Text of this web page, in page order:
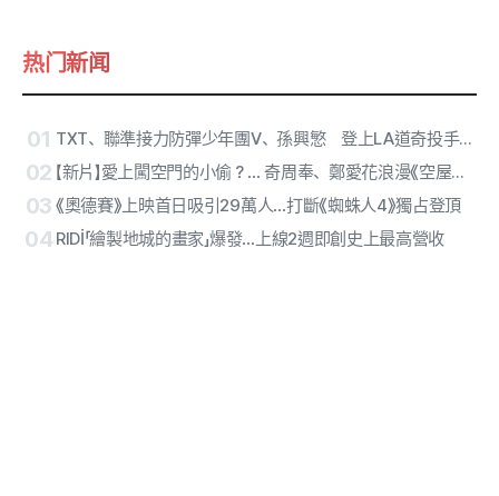
热门新闻
01 TXT、聯準接力防彈少年團V、孫興慜 登上LA道奇投手丘…13日開球
02 【新片】愛上闖空門的小偷？… 奇周奉、鄭愛花浪漫《空屋的情人們》12日上映
03 《奧德賽》上映首日吸引29萬人…打斷《蜘蛛人4》獨占登頂
04 RIDİ「繪製地城的畫家」爆發…上線2週即創史上最高營收